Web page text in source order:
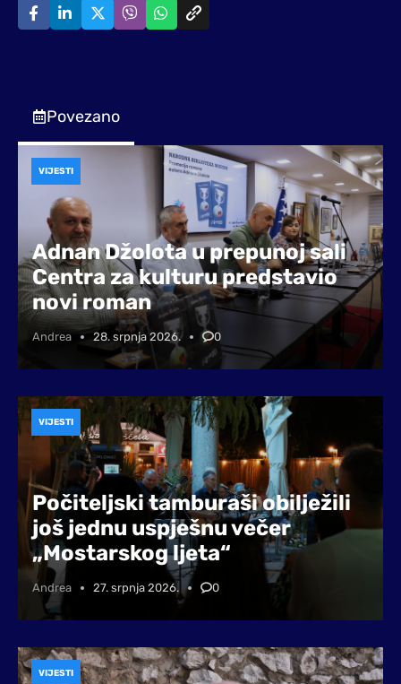
Povezano
Adnan Džolota u prepunoj sali
Centra za kulturu predstavio
novi roman
Andrea 28. srpnja 2026. 0
VIJESTI
Počiteljski tamburaši obilježili
još jednu uspješnu večer
„Mostarskog ljeta“
Andrea 27. srpnja 2026. 0
VIJESTI
VIJESTI